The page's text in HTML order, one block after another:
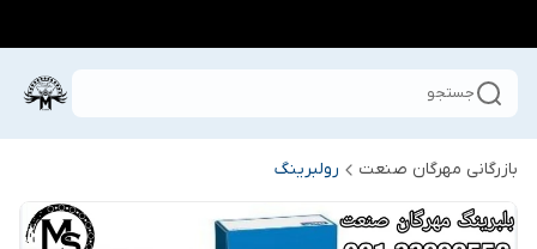
جستجو
بازرگانی مهرگان صنعت رولبرینگ